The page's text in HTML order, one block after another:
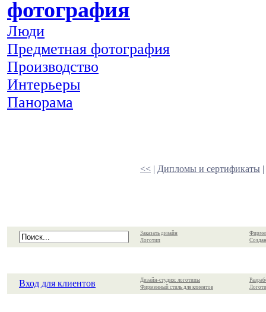
фотография
Люди
Предметная фотография
Производство
Интерьеры
Панорама
<< | Дипломы и сертификаты |
Заказать дизайн
Логотип
Вход для клиентов
Дизайн-студия: логотипы
Фирменный стиль для клиентов